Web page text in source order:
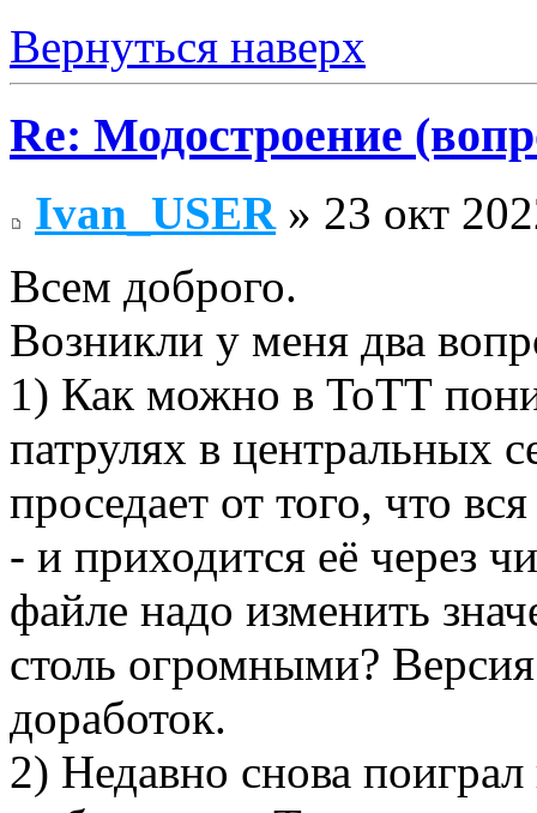
Вернуться наверх
Re: Модостроение
Ivan_USER» 23 окт
Всем доброго.
Возникли у меня два
1) Как можно в ТоТТ
патрулях в центральных
проседает от того, что
- и приходится её через
файле надо изменить
столь огромными?
доработок.
2) Недавно снова